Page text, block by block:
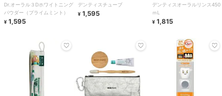
Dr.オーラル３Dホワイトニング
パウダー（プライムミント）
¥ 1,595
デンティスチューブ
¥ 1,595
デンティスオーラルリンス450
ｍL
¥ 1,815